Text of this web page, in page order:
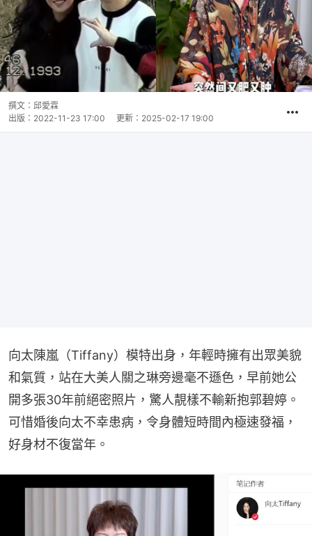
撰文： 邱愛霖
出版： 2022-11-23 17:00 更新： 2025-02-17 19:00
向太陳嵐（Tiffany）模特出身，年輕時擁有出眾美貌
和氣質，站在大美人關之琳旁邊毫不遜色，早前她公
開多張30年前絕密照片，驚人靚樣不輸新抱郭碧婷。
可惜婚後向太不幸患病，令身體短時間內極速發福，
好身材不復當年。